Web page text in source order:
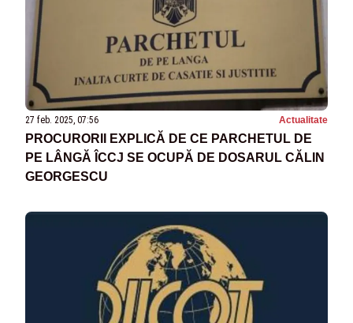
27 feb. 2025, 07:56 Actualitate
PROCURORII EXPLICĂ DE CE PARCHETUL DE
PE LÂNGĂ ÎCCJ SE OCUPĂ DE DOSARUL CĂLIN
GEORGESCU